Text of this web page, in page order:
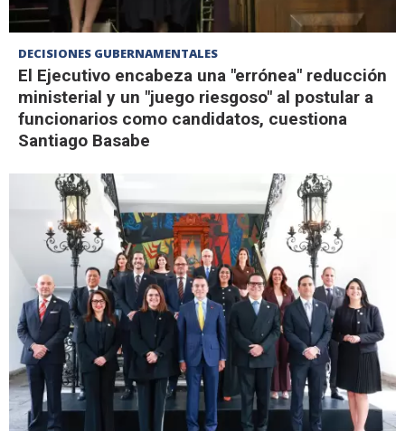
DECISIONES GUBERNAMENTALES
El Ejecutivo encabeza una "errónea" reducción
ministerial y un "juego riesgoso" al postular a
funcionarios como candidatos, cuestiona
Santiago Basabe